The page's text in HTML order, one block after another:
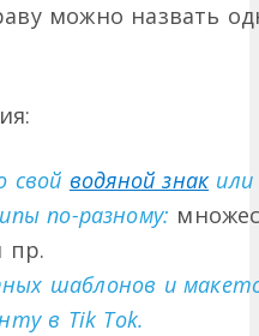
можно назвать
свой водяной знакили
по-разному:
пр.
шаблонов и
в Tik Tok.